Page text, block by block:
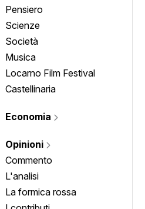
Pensiero
Scienze
Società
Musica
Locarno Film Festival
Castellinaria
Economia
Opinioni
Commento
L'analisi
La formica rossa